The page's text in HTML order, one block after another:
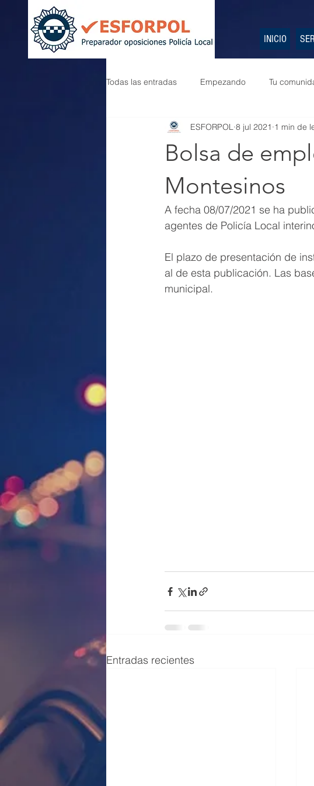
INICIO
Todas las entradas Empezando Tu
Bolsa de
Montesinos
ESFORPOL 8 jul 2021 1 min de
A fecha 08/07/2021 se ha
agentes de Policía Local
El plazo de presentación de
al de esta publicación. Las
municipal.
Entradas recientes